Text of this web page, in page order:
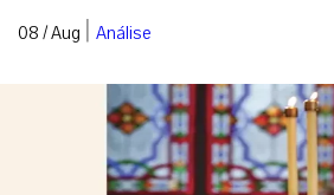
08 / Aug | Análise